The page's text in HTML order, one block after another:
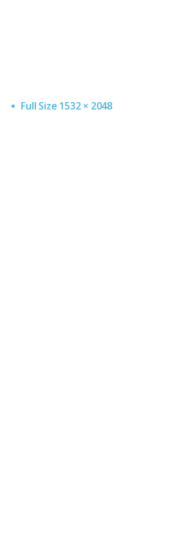
Full
Full Size 1532 × 2048